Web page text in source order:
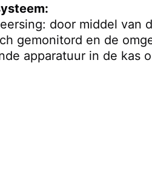
door middel van
gemonitord en de
apparatuur in de kas